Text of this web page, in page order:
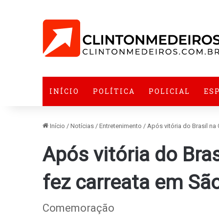
INÍCIO POLÍTICA POLICIAL
Início / Notícias / Entretenimento / Após vitória do Brasil na
Após vitória do
fez carreata em
Comemoração